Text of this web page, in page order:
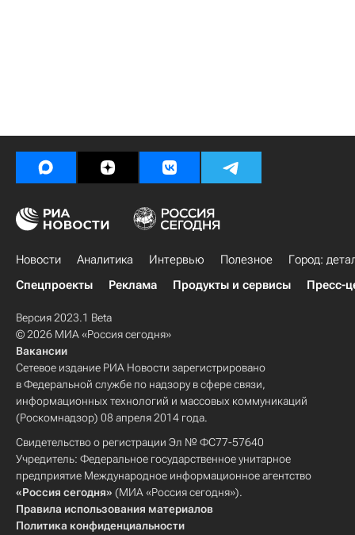
Новости Аналитика Интервью Полезное
Город:
Спецпроекты
Реклама Продукты и сервисы Пресс-
Версия 2023.1 Beta
© 2026 МИА «Россия сегодня»
Вакансии
Сетевое издание РИА Новости зарегистрировано
в Федеральной службе по надзору в сфере связи,
информационных технологий и массовых коммуникаций
(Роскомнадзор) 08 апреля 2014 года.
Свидетельство о регистрации Эл № ФС77-57640
Учредитель: Федеральное государственное унитарное
предприятие Международное информационное агентство
«Россия сегодня» (МИА «Россия сегодня»).
Правила использования материалов
Политика конфиденциальности